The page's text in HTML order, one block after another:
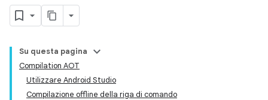
Su questa pagina
Compilation AOT
Utilizzare Android Studio
Compilazione offline della riga di comando